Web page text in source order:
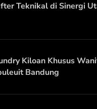
Teknikal di Sinergi
Kiloan Khusus
Bandung